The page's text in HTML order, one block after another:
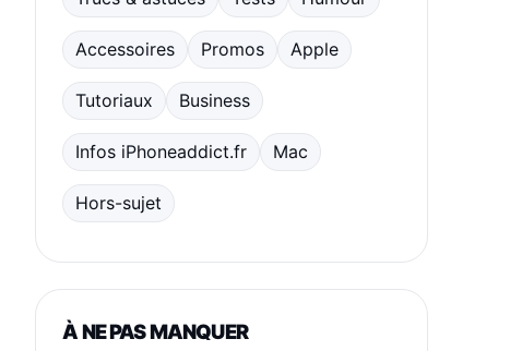
Accessoires Promos Apple
Tutoriaux Business
Infos iPhoneaddict.fr Mac
Hors-sujet
À NE PAS MANQUER